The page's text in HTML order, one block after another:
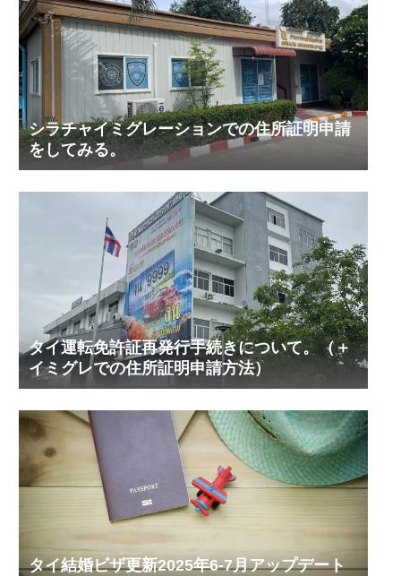
シラチャイミグレーションでの住所証明申請
をしてみる。
タイ運転免許証再発行手続きについて。（＋
イミグレでの住所証明申請方法）
タイ結婚ビザ更新2025年6-7月アップデート